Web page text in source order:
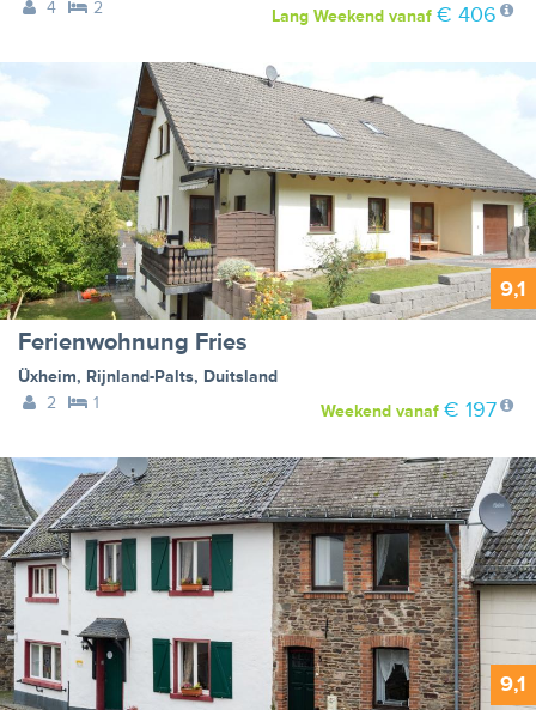
4 2 Lang Weekendvanaf € 406
9,1
Ferienwohnung Fries
Üxheim, Rijnland-Palts, Duitsland
2
1 Weekendvanaf € 197
9,1